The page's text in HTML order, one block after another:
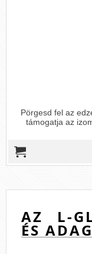
Pörgesd fel az
támogatja az
AZ L-
ÉS